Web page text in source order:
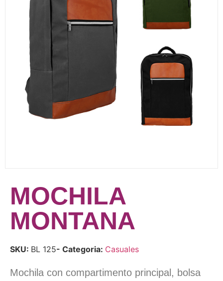
MOCHILA
MONTANA
SKU: BL 125- Categoria: Casuales
Mochila con compartimento principal, bolsa